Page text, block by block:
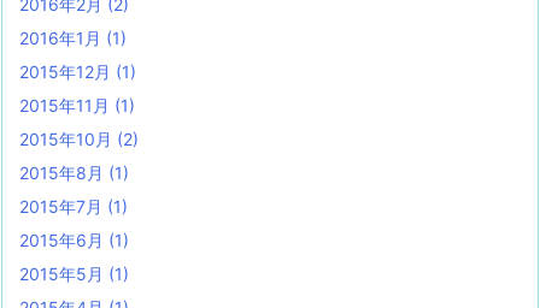
2016年1月 (1)
2015年12月 (1)
2015年11月 (1)
2015年10月 (2)
2015年8月 (1)
2015年7月 (1)
2015年6月 (1)
2015年5月 (1)